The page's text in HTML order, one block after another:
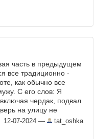
часть в предыдущем
все традиционно -
как обычно все
С его слов: Я
чердак, подвал
на улицу не
мог. Бля, но где
...
12-07-2024 — tat_oshka